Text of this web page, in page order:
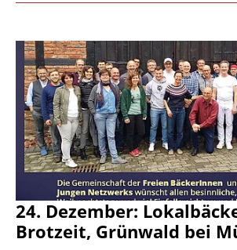
24. Dezember:
Brotzeit, Grünwald bei